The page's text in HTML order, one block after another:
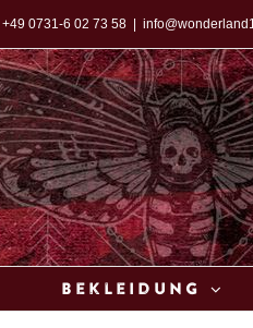
+49 0731-6 02 73 58
Bekleidung